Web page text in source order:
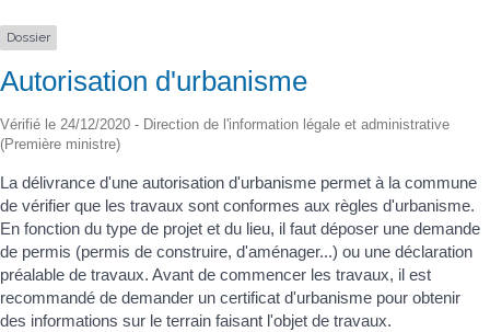
Dossier
Autorisation d'urbanisme
Vérifié le 24/12/2020 - Direction de l'information légale et administrative
(Première ministre)
La délivrance d'une autorisation d'urbanisme permet à la commune
de vérifier que les travaux sont conformes aux règles d'urbanisme.
En fonction du type de projet et du lieu, il faut déposer une demande
de permis (permis de construire, d'aménager...) ou une déclaration
préalable de travaux. Avant de commencer les travaux, il est
recommandé de demander un certificat d'urbanisme pour obtenir
des informations sur le terrain faisant l'objet de travaux.